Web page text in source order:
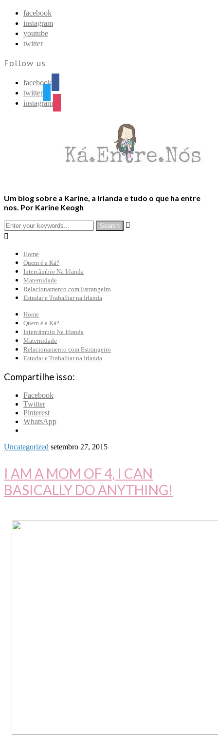
facebook
instagram
youtube
twitter
Follow us
facebook
twitter
instagram
Um blog sobre a Karine, a Irlanda e tudo o que ha entre
nos. Por Karine Keogh


Home
Quem é a Ká?
Intercâmbio Na Irlanda
Maternidade
Relacionamento com Estrangeiro
Estudar e Trabalhar na Irlanda
Home
Quem é a Ká?
Intercâmbio Na Irlanda
Maternidade
Relacionamento com Estrangeiro
Estudar e Trabalhar na Irlanda
Compartilhe isso:
Facebook
Twitter
Pinterest
WhatsApp
Uncategorized setembro 27, 2015
I AM A MOM OF 4, I CAN
BASICALLY DO ANYTHING!